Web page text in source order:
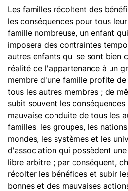
Les familles récoltent des
les conséquences pour tous
famille nombreuse, un enfant
imposera des contraintes
autres enfants qui se sont bien
réalité de l'appartenance à un
membre d'une famille profite
tous les autres membres ; de
subit souvent les
mauvaise conduite de tous les
familles, les groupes, les
mondes, les systèmes et les
d'association qui possèdent
libre arbitre ; par conséquent,
récolter les bénéfices et subir
bonnes et des mauvaises